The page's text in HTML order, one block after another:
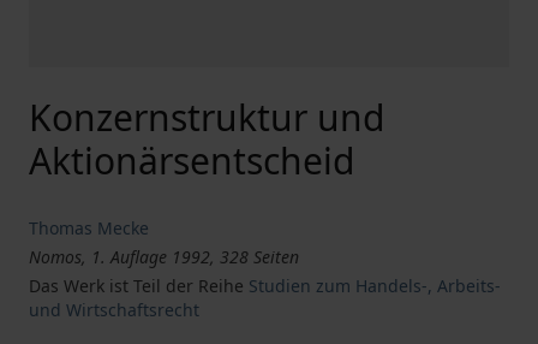
Konzernstruktur und
Aktionärsentscheid
Thomas Mecke
Nomos, 1. Auflage 1992, 328 Seiten
Das Werk ist Teil der Reihe Studien zum Handels-, Arbeits-
und Wirtschaftsrecht